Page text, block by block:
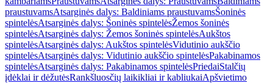
praustuvamsAtsarginės dalys: Baldiniams praustuvamsŠoninės
spintelėsAtsarginės dalys: Šoninės spintelėsŽemos šoninės
spintelėsAtsarginės dalys: Žemos šoninės spintelėsAukštos
spintelėsAtsarginės dalys: Aukštos spintelėsVidutinio aukščio
spintelėsAtsarginės dalys: Vidutinio aukščio spintelėsPakabinamos
spintelėsAtsarginės dalys: Pakabinamos spintelėsPriedaiStalčių
įdėklai ir dėžutėsRankšluosčių laikikliai ir kabliukaiApšvietimo